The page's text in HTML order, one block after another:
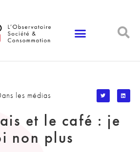
les médias
et le café : je
non plus